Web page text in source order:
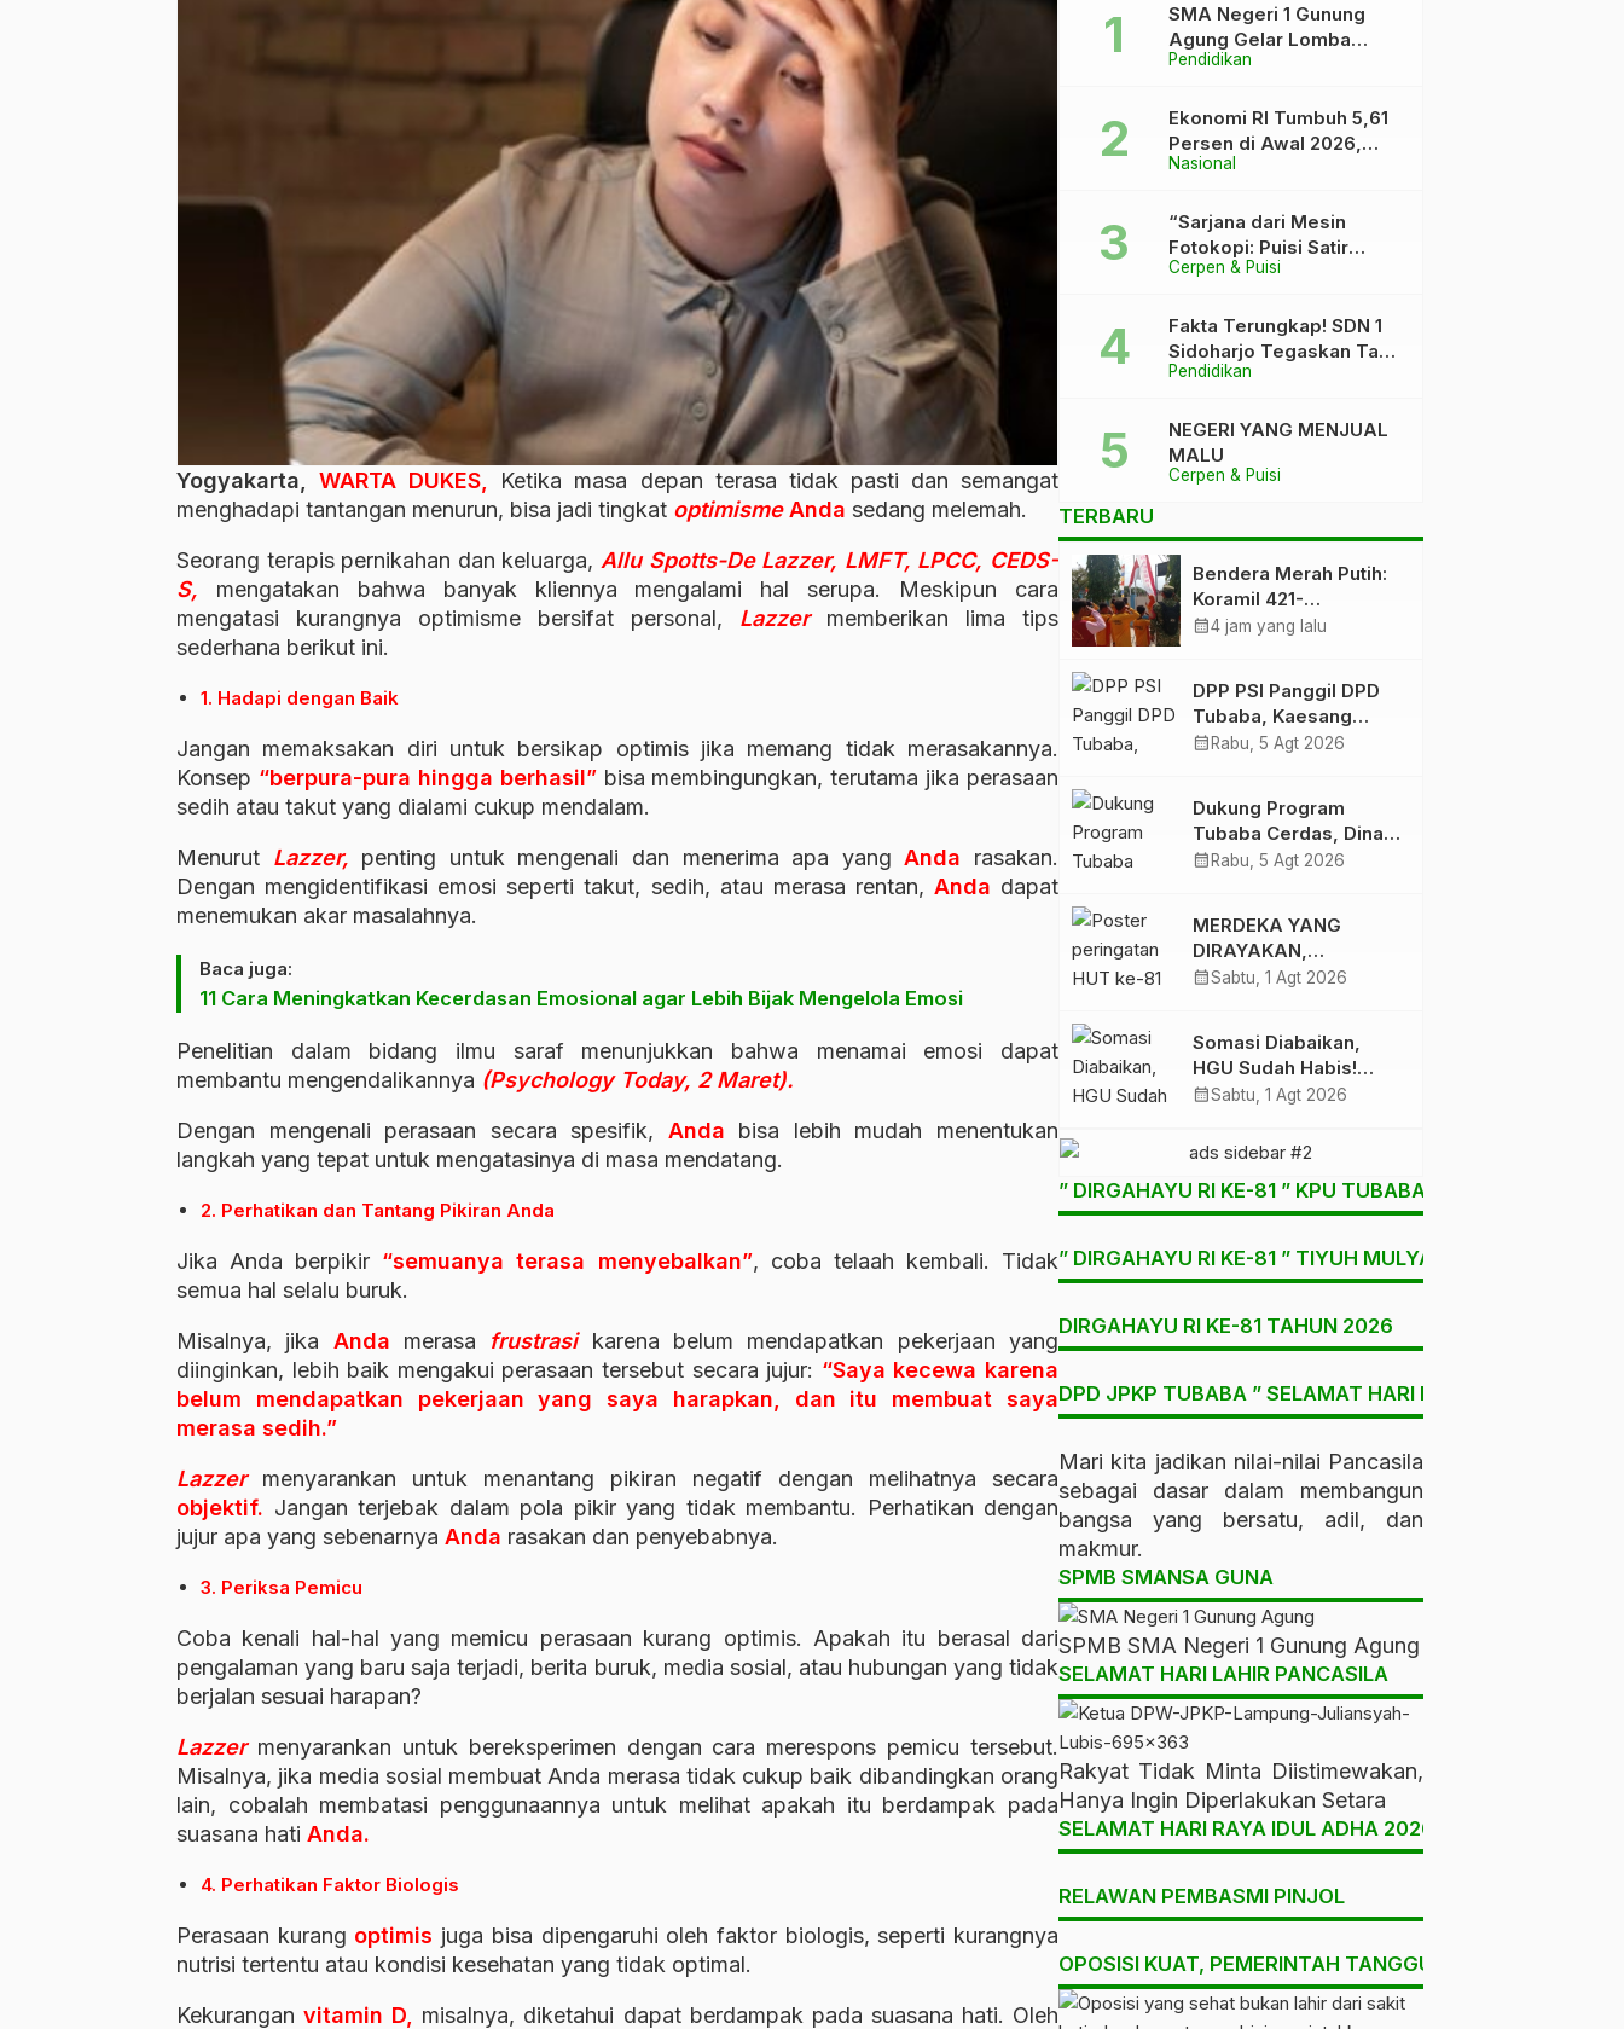
Yogyakarta,WARTA DUKES,
Ketika masa depan terasa tidak pasti dan semangat
menghadapi tantangan menurun, bisa jadi tingkat optimisme Anda sedang melemah.
Seorang terapis pernikahan dan keluarga, Allu Spotts-De Lazzer, LMFT, LPCC, CEDS-
S,
mengatakan bahwa banyak kliennya mengalami hal serupa. Meskipun cara
mengatasi kurangnya optimisme bersifat personal, Lazzermemberikan lima tips
sederhana berikut ini.
1. Hadapi dengan Baik
Jangan memaksakan diri untuk bersikap optimis jika memang tidak merasakannya.
Konsep “berpura-pura hingga berhasil”bisa membingungkan, terutama jika perasaan
sedih atau takut yang dialami cukup mendalam.
Menurut Lazzer, penting untuk mengenali dan menerima apa yangAnda rasakan.
Dengan mengidentifikasi emosi seperti takut, sedih, atau merasa rentan, Anda dapat
menemukan akar masalahnya.
Baca juga:
11 Cara Meningkatkan Kecerdasan Emosional agar Lebih Bijak Mengelola Emosi
Penelitian dalam bidang ilmu saraf menunjukkan bahwa menamai emosi dapat
membantu mengendalikannya (Psychology Today, 2 Maret).
Dengan mengenali perasaan secara spesifik, Anda bisa lebih mudah menentukan
langkah yang tepat untuk mengatasinya di masa mendatang.
2. Perhatikan dan Tantang Pikiran Anda
Jika Anda berpikir “semuanya terasa menyebalkan”, coba telaah kembali. Tidak
semua hal selalu buruk.
Misalnya, jika Anda merasa frustrasikarena belum mendapatkan pekerjaan yang
diinginkan, lebih baik mengakui perasaan tersebut secara jujur: “Saya kecewa karena
belum mendapatkan
pekerjaan yang saya harapkan, dan itu membuat saya
merasa sedih.”
Lazzermenyarankan untuk menantang pikiran negatif dengan melihatnya secara
objektif. Jangan terjebak dalam pola pikir yang tidak membantu. Perhatikan dengan
jujur apa yang sebenarnya Anda rasakan dan penyebabnya.
3. Periksa Pemicu
Coba kenali hal-hal yang memicu perasaan kurang optimis. Apakah itu berasal dari
pengalaman yang baru saja terjadi, berita buruk, media sosial, atau hubungan yang tidak
berjalan sesuai harapan?
Lazzermenyarankan untuk bereksperimen dengan cara merespons pemicu tersebut.
Misalnya, jika media sosial membuat Anda merasa tidak cukup baik dibandingkan orang
lain, cobalah membatasi penggunaannya untuk melihat apakah itu berdampak pada
suasana hati Anda.
4. Perhatikan Faktor Biologis
Perasaan kurang optimis juga bisa dipengaruhi oleh faktor biologis, seperti kurangnya
nutrisi tertentu atau kondisi kesehatan yang tidak optimal.
Kekuranganvitamin D,
misalnya, diketahui dapat berdampak pada suasana hati. Oleh
Pendidikan
SMA Negeri 1 Gunung
Agung Gelar Lomba
Video Kreatif Ramadhan
Pererat Kebersamaan
Siswa
Nasional
Ekonomi RI Tumbuh 5,61
Persen di Awal 2026,
Pemerintah Klaim Keluar
Cerpen & Puisi
“Sarjana dari Mesin
Fotokopi: Puisi Satir
tentang Kursi DPR dan
Pendidikan
Fakta Terungkap! SDN 1
Sidoharjo Tegaskan Tak
Pernah Tuduh Santri Soal
Cerpen & Puisi
NEGERI YANG MENJUAL
MALU
TERBARU
Bendera Merah Putih:
Koramil 421-
09/Tanjung Bintang
Semangat HUT ke-81
RI
calendar_month4 jam yang lalu
DPP PSI Panggil DPD
Tubaba, Kaesang
Pangarep Beri Pesan
Demi Kemenangan
2029
calendar_month Rabu, 5 Agt 2026
Dukung Program
Tubaba Cerdas, Dinas
Perpustakaan Layani
dengan Perpustakaan
Keliling
calendar_month Rabu, 5 Agt 2026
MERDEKA YANG
DIRAYAKAN,
KEADILAN YANG
calendar_monthSabtu, 1 Agt 2026
Somasi Diabaikan,
HGU Sudah Habis!
Ratusan Warga Buay
Peringatan Terakhir Ke
calendar_monthSabtu, 1 Agt 2026
” DIRGAHAYU RI KE-81 ” KPU TUBABA
” DIRGAHAYU RI KE-81 ” TIYUH MULYA SARI
DIRGAHAYU RI KE-81 TAHUN 2026
DPD JPKP TUBABA ” SELAMAT HARI LAHIR PANCASILA “
Mari kita jadikan nilai-nilai Pancasila
sebagai dasar dalam membangun
bangsa yang bersatu, adil, dan
makmur.
SPMB SMANSA GUNA
SPMB SMA Negeri 1 Gunung Agung
SELAMAT HARI LAHIR PANCASILA
Rakyat Tidak Minta Diistimewakan,
Hanya Ingin Diperlakukan Setara
SELAMAT HARI RAYA IDUL ADHA 2026
RELAWAN PEMBASMI PINJOL
OPOSISI KUAT, PEMERINTAH TANGGUH, RAKYAT